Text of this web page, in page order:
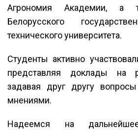
Агрономия Академии, а
Белорусского
технического университета.
Студенты активно
представляя доклады на
задавая друг другу
мнениями.
Надеемся на